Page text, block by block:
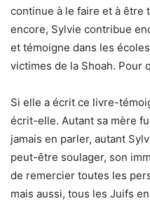
continue à le faire et à être
encore, Sylvie contribue
et témoigne dans les
victimes de la Shoah. Pour
Si elle a écrit ce livre-
écrit-elle. Autant sa mère
jamais en parler, autant
peut-être soulager, son
de remercier toutes les
mais aussi, tous les Juifs